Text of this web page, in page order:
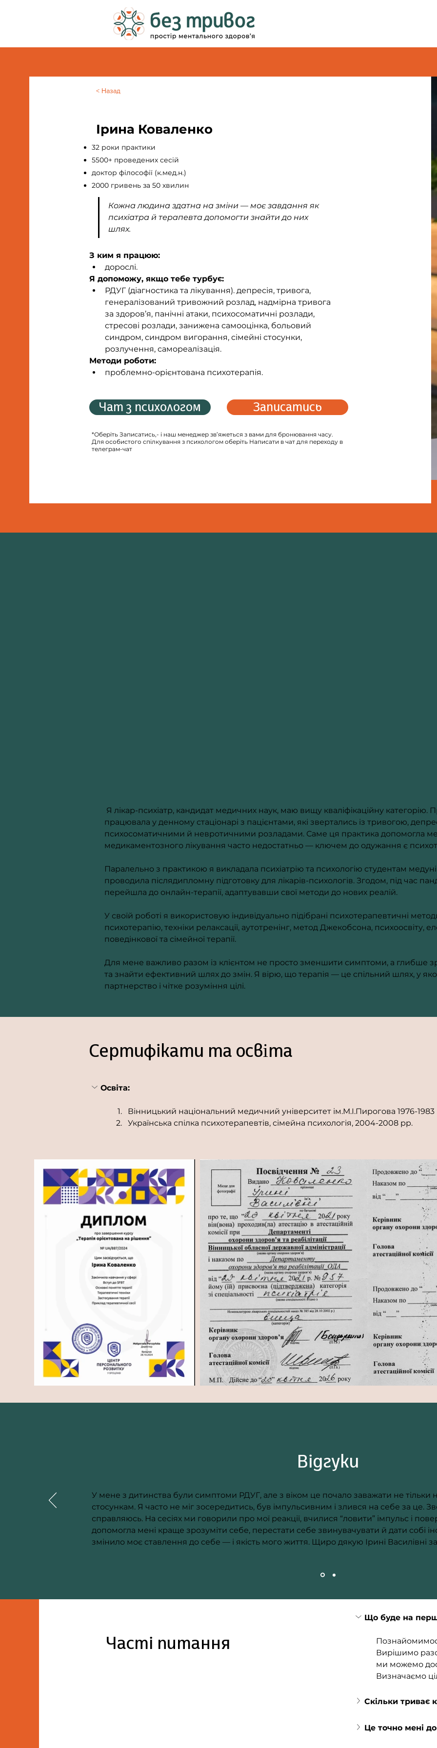
< Назад
Ірина Коваленко
32 роки практики
5500+ проведених сесій
доктор філософії (к.мед.н.)
2000 гривень за 50 хвилин
Кожна людина здатна на зміни — моє завдання як
психіатра й терапевта допомогти знайти до них
шлях.
З ким я працюю:
дорослі.
Я допоможу, якщо тебе турбує:
РДУГ (діагностика та лікування). депресія, тривога,
генералізований тривожний розлад, надмірна тривога
за здоров’я, панічні атаки, психосоматичні розлади,
стресові розлади, занижена самооцінка, больовий
синдром, синдром вигорання, сімейні стосунки,
розлучення, самореалізація.
Методи роботи:
проблемно-орієнтована психотерапія.
Чат з психологом Записатись
*Оберіть Записатись,- і наш менеджер зв’яжеться з вами для бронювання часу.
Для особистого спілкування з психологом оберіть Написати в чат для переходу в
телеграм-чат
Я лікар-психіатр, кандидат медичних наук, маю вищу кваліфікаційну категорію.
працювала у денному стаціонарі з пацієнтами, які звертались із тривогою,
психосоматичними й невротичними розладами. Саме ця практика допомогла
медикаментозного лікування часто недостатньо — ключем до одужання є
Паралельно з практикою я викладала психіатрію та психологію студентам
проводила післядипломну підготовку для лікарів-психологів. Згодом, під час
перейшла до онлайн-терапії, адаптувавши свої методи до нових реалій.
У своїй роботі я використовую індивідуально підібрані психотерапевтичні
психотерапію, техніки релаксації, аутотренінг, метод Джекобсона, психоосвіту,
поведінкової та сімейної терапії.
Для мене важливо разом із клієнтом не просто зменшити симптоми, а глибше
та знайти ефективний шлях до змін. Я вірю, що терапія — це спільний шлях, у
партнерство і чітке розуміння цілі.
Сертифiкати та освіта
Освіта:
Вінницький національний медичний університет ім.М.І.Пирогова 1976-1983
Українська спілка психотерапевтів, сімейна психологія, 2004-2008 рр.
Вiдгуки
У мене з дитинства були симптоми РДУГ, але з віком це почало заважати не тільки
стосункам. Я часто не міг зосередитись, був імпульсивним і злився на себе за це.
справляюсь. На сесіях ми говорили про мої реакції, вчилися “ловити” імпульс і
допомогла мені краще зрозуміти себе, перестати себе звинувачувати й дати собі
змінило моє ставлення до себе — і якість мого життя. Щиро дякую Ірині Василівні
Частi питання
Що буде на
Вирішимо
ми можемо
Визначаємо
Скільки триває
Це точно мені